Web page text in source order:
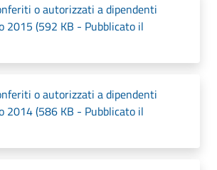
o autorizzati a dipendenti
2015 (592 KB - Pubblicato il
o autorizzati a dipendenti
2014 (586 KB - Pubblicato il